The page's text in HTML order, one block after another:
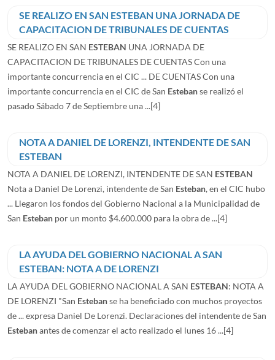
SE REALIZO EN SAN ESTEBAN UNA JORNADA DE
CAPACITACION DE TRIBUNALES DE CUENTAS
SE REALIZO EN SAN ESTEBAN UNA JORNADA DE
CAPACITACION DE TRIBUNALES DE CUENTAS Con una
importante concurrencia en el CIC ... DE CUENTAS Con una
importante concurrencia en el CIC de San Estebanse realizó el
pasado Sábado 7 de Septiembre una ...[4]
NOTA A DANIEL DE LORENZI, INTENDENTE DE SAN
ESTEBAN
NOTA A DANIEL DE LORENZI, INTENDENTE DE SAN ESTEBAN
Nota a Daniel De Lorenzi, intendente de San Esteban, en el CIC hubo
... Llegaron los fondos del Gobierno Nacional a la Municipalidad de
San Esteban por un monto $4.600.000 para la obra de ...[4]
LA AYUDA DEL GOBIERNO NACIONAL A SAN
ESTEBAN: NOTA A DE LORENZI
LA AYUDA DEL GOBIERNO NACIONAL A SAN ESTEBAN: NOTA A
DE LORENZI "San Estebanse ha beneficiado con muchos proyectos
de ... expresa Daniel De Lorenzi. Declaraciones del intendente de San
Estebanantes de comenzar el acto realizado el lunes 16 ...[4]